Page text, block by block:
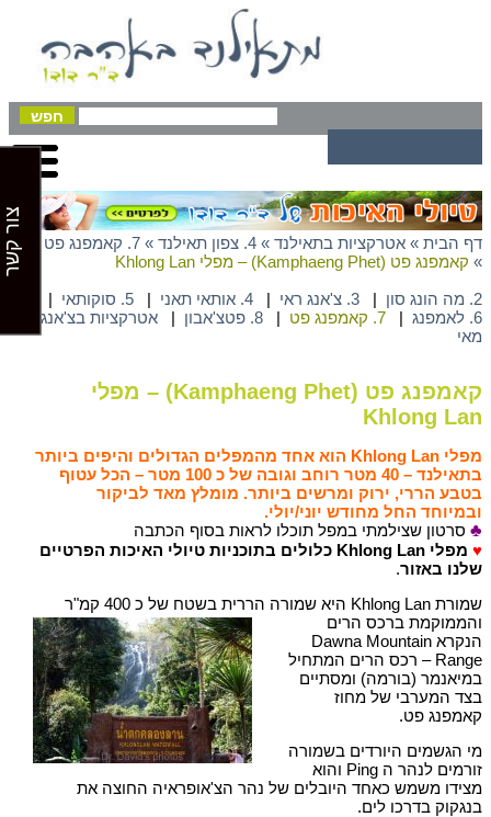
דף הבית » אטרקציות בתאילנד » 4. צפון תאילנד » 7. קאמפנג פט
» קאמפנג פט (Kamphaeng Phet) – מפלי Khlong Lan
2. מה הונג סון
| 3. צ'אנג ראי | 4. אותאי תאני | 5. סוקותאי
|
6. לאמפנג
| 7. קאמפנג פט | 8. פטצ'אבון | אטרקציות בצ'אנג
מאי
קאמפנג פט (Kamphaeng Phet) – מפלי
Khlong Lan
מפלי Khlong Lan הוא אחד מהמפלים הגדולים והיפים ביותר
בתאילנד – 40 מטר רוחב וגובה של כ 100 מטר – הכל עטוף
בטבע הררי, ירוק ומרשים ביותר. מומלץ מאד לביקור
ובמיוחד החל מחודש יוני/יולי.
♣ סרטון שצילמתי במפל תוכלו לראות בסוף הכתבה
♥
מפלי Khlong Lan כלולים בתוכניות טיולי האיכות הפרטיים
שלנו באזור.
שמורת Khlong Lan היא שמורה הררית בשטח של כ 400 קמ"ר
והממוקמת ברכס הרים
הנקרא Dawna Mountain
Range – רכס הרים המתחיל
במיאנמר (בורמה) ומסתיים
בצד המערבי של מחוז
קאמפנג פט.
מי הגשמים היורדים בשמורה
זורמים לנהר ה Ping והוא
מצידו משמש כאחד היובלים של נהר הצ'אופראיה החוצה את
בנגקוק בדרכו לים.
צור קשר